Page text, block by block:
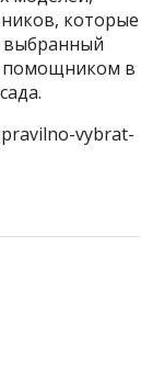
которые
выбранный
помощником в
vybrat-